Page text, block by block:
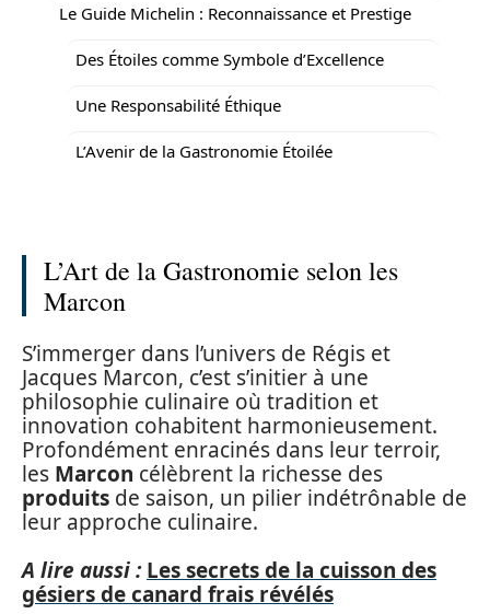
Le Guide Michelin : Reconnaissance et Prestige
Des Étoiles comme Symbole d’Excellence
Une Responsabilité Éthique
L’Avenir de la Gastronomie Étoilée
L’Art de la Gastronomie selon les
Marcon
S’immerger dans l’univers de Régis et
Jacques Marcon, c’est s’initier à une
philosophie culinaire où tradition et
innovation cohabitent harmonieusement.
Profondément enracinés dans leur terroir,
les Marcon célèbrent la richesse des
produits de saison, un pilier indétrônable de
leur approche culinaire.
A lire aussi : Les secrets de la cuisson des
gésiers de canard frais révélés